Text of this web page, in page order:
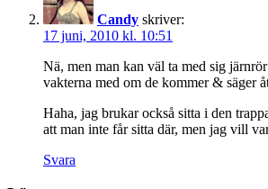
Candy skriver:
17 juni, 2010 kl. 10:51
Nä, men man kan väl ta med sig
vakterna med om de kommer & säger
Haha, jag brukar också sitta i den
att man inte får sitta där, men jag vill
Svara